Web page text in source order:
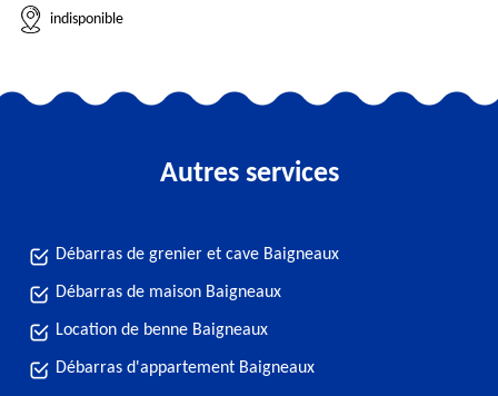
indisponible
Autres services
Débarras de grenier et cave Baigneaux
Débarras de maison Baigneaux
Location de benne Baigneaux
Débarras d'appartement Baigneaux